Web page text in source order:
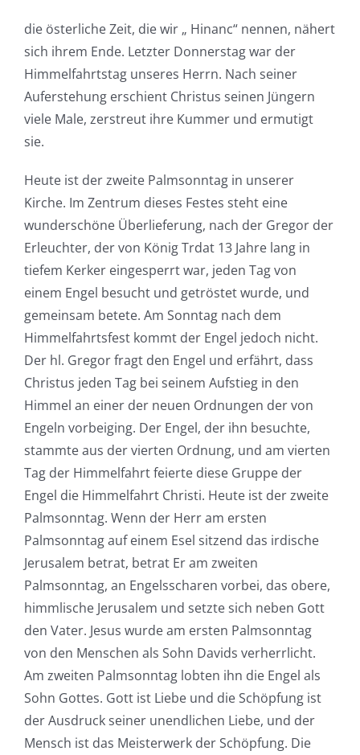
die österliche Zeit, die wir „ Hinanc“ nennen, nähert
sich ihrem Ende. Letzter Donnerstag war der
Himmelfahrtstag unseres Herrn. Nach seiner
Auferstehung erschient Christus seinen Jüngern
viele Male, zerstreut ihre Kummer und ermutigt
sie.
Heute ist der zweite Palmsonntag in unserer
Kirche. Im Zentrum dieses Festes steht eine
wunderschöne Überlieferung, nach der Gregor der
Erleuchter, der von König Trdat 13 Jahre lang in
tiefem Kerker eingesperrt war, jeden Tag von
einem Engel besucht und getröstet wurde, und
gemeinsam betete. Am Sonntag nach dem
Himmelfahrtsfest kommt der Engel jedoch nicht.
Der hl. Gregor fragt den Engel und erfährt, dass
Christus jeden Tag bei seinem Aufstieg in den
Himmel an einer der neuen Ordnungen der von
Engeln vorbeiging. Der Engel, der ihn besuchte,
stammte aus der vierten Ordnung, und am vierten
Tag der Himmelfahrt feierte diese Gruppe der
Engel die Himmelfahrt Christi. Heute ist der zweite
Palmsonntag. Wenn der Herr am ersten
Palmsonntag auf einem Esel sitzend das irdische
Jerusalem betrat, betrat Er am zweiten
Palmsonntag, an Engelsscharen vorbei, das obere,
himmlische Jerusalem und setzte sich neben Gott
den Vater. Jesus wurde am ersten Palmsonntag
von den Menschen als Sohn Davids verherrlicht.
Am zweiten Palmsonntag lobten ihn die Engel als
Sohn Gottes. Gott ist Liebe und die Schöpfung ist
der Ausdruck seiner unendlichen Liebe, und der
Mensch ist das Meisterwerk der Schöpfung. Die